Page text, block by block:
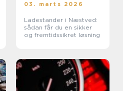
03. marts 2026
Ladestander i Næstved:
sådan får du en sikker
og fremtidssikret løsning